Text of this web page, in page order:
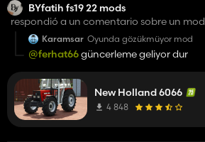
BYfatih fs19 22 mods
respondió a un comentario sobre un mod
Karamsar Oyunda gözükmüyor mod
@ferhat66güncerleme geliyor dur
New Holland 6066
4 848